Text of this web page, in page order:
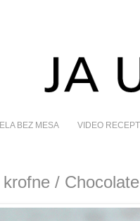
BEZ MESA VIDEO
/